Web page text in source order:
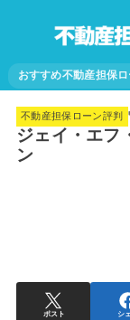
おすすめ不動産担保
不動産担保ローン評判
ジェイ・エフ
ン
ポスト シ